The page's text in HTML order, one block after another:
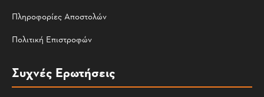
Πληροφορίες Αποστολών
Πολιτική Επιστροφών
Συχνές Ερωτήσεις